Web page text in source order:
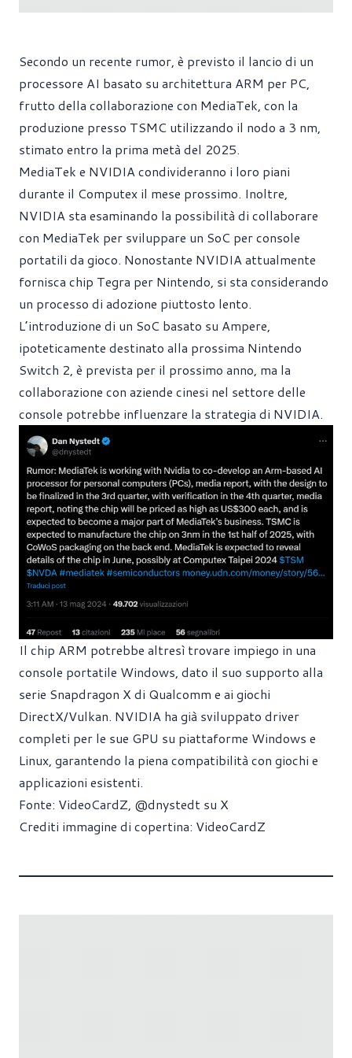
Secondo un recente rumor, è previsto il lancio di un
processore AI basato su architettura ARM per PC,
frutto della collaborazione con MediaTek, con la
produzione presso TSMC utilizzando il nodo a 3 nm,
stimato entro la prima metà del 2025.
MediaTek e NVIDIA condivideranno i loro piani
durante il Computex il mese prossimo. Inoltre,
NVIDIA sta esaminando la possibilità di collaborare
con MediaTek per sviluppare un SoC per console
portatili da gioco. Nonostante NVIDIA attualmente
fornisca chip Tegra per Nintendo, si sta considerando
un processo di adozione piuttosto lento.
L’introduzione di un SoC basato su Ampere,
ipoteticamente destinato alla prossima Nintendo
Switch 2, è prevista per il prossimo anno, ma la
collaborazione con aziende cinesi nel settore delle
console potrebbe influenzare la strategia di NVIDIA.
Il chip ARM potrebbe altresì trovare impiego in una
console portatile Windows, dato il suo supporto alla
serie Snapdragon X di Qualcomm e ai giochi
DirectX/Vulkan. NVIDIA ha già sviluppato driver
completi per le sue GPU su piattaforme Windows e
Linux, garantendo la piena compatibilità con giochi e
applicazioni esistenti.
Fonte: VideoCardZ, @dnystedt su X
Crediti immagine di copertina: VideoCardZ